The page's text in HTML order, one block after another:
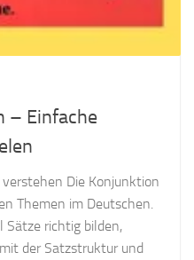
– Einfache
Die Konjunktion
Themen im Deutschen.
Sätze richtig bilden,
der Satzstruktur und